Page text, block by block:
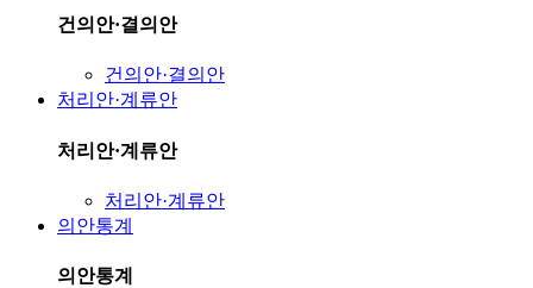
건의안·결의안
건의안·결의안
처리안·계류안
처리안·계류안
처리안·계류안
의안통계
의안통계